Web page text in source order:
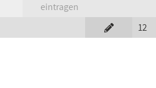
eintragen
12